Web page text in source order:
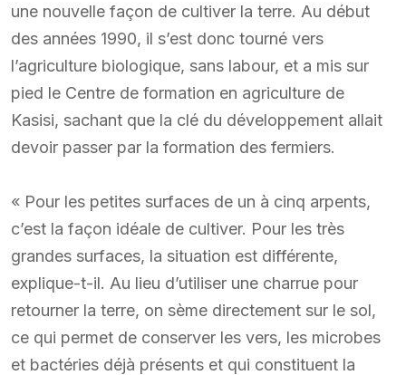
une nouvelle façon de cultiver la terre. Au début
des années 1990, il s’est donc tourné vers
l’agriculture biologique, sans labour, et a mis sur
pied le Centre de formation en agriculture de
Kasisi, sachant que la clé du développement allait
devoir passer par la formation des fermiers.
« Pour les petites surfaces de un à cinq arpents,
c’est la façon idéale de cultiver. Pour les très
grandes surfaces, la situation est différente,
explique-t-il. Au lieu d’utiliser une charrue pour
retourner la terre, on sème directement sur le sol,
ce qui permet de conserver les vers, les microbes
et bactéries déjà présents et qui constituent la